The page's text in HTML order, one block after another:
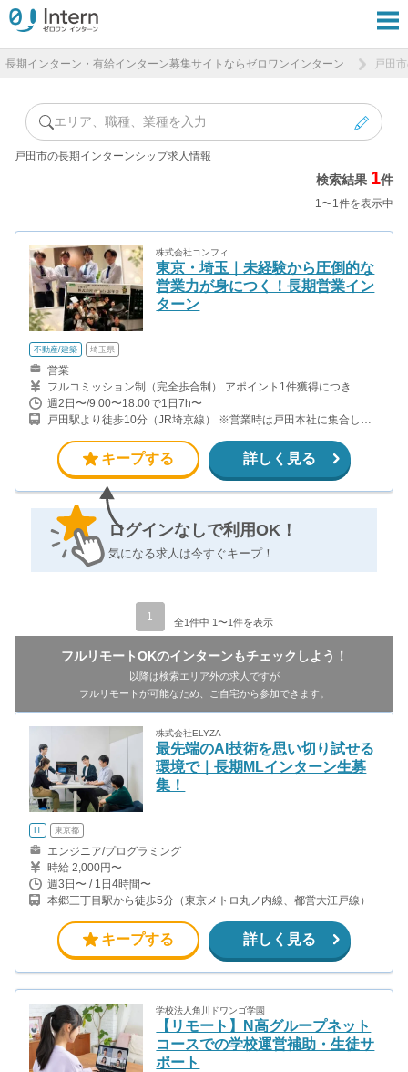
長期インターン・有給インターン募集サイトならゼロワンインターン 戸田
エリア、職種、業種を入力
戸田市の長期インターンシップ求人情報
検索結果 1件
1〜1件を表示中
株式会社コンフィ
東京・埼玉｜未経験から圧倒的な
営業力が身につく！長期営業イン
ターン
不動産/建築 埼玉県
営業
フルコミッション制（完全歩合制） アポイント1件獲得につき
5,000円～10,000円を支給。 さらに、成約1件ごとに、追加で
100,000円を支給します。 ＜インセンティブ例＞ ◎大学2年生（在
籍：2か月） ・役職：アポインター ・月給：20万 - リフォーム設
備 1契約 ×10万 - エネルギー設備 1契約 ×10万 ◎大学1年生
（在籍：7か月） ・役職：アポインター ・月給：42万 - リフォー
ム設備 2契約 ×10万 - エネルギー設備 1契約 ×10万 - キャ
ンペーンボーナス12万円 ※希望に応じて、時給＋インセンティブ
制（時給1,200円）での勤務も選択可能です。
週2日〜/9:00〜18:00で1日7h〜
戸田駅より徒歩10分（JR埼京線） ※営業時は戸田本社に集合し、
施します。 池袋オフィス：東池袋1-40-3 池袋旗ビル 3階
キープする 詳しく見る
ログインなしで利用OK！
気になる求人は今すぐキープ！
1 全1件中 1〜1件を表示
フルリモートOKのインターンもチェックしよう！
以降は検索エリア外の求人ですが
フルリモートが可能なため、ご自宅から参加できます。
株式会社ELYZA
最先端のAI技術を思い切り試せる
環境で｜長期MLインターン生募
集！
IT 東京都
エンジニア/プログラミング
時給 2,000円〜
週3日〜 / 1日4時間〜
本郷三丁目駅から徒歩5分（東京メトロ丸ノ内線、都営大江戸線）
キープする 詳しく見る
学校法人角川ドワンゴ学園
【リモート】N高グループネット
コースでの学校運営補助・生徒サ
ポート